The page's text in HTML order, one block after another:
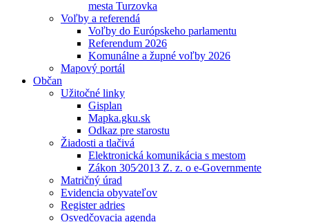
mesta Turzovka
Voľby a referendá
Voľby do Európskeho parlamentu
Referendum 2026
Komunálne a župné voľby 2026
Mapový portál
Občan
Užitočné linky
Gisplan
Mapka.gku.sk
Odkaz pre starostu
Žiadosti a tlačivá
Elektronická komunikácia s mestom
Zákon 305⁄2013 Z. z. o e-Governmente
Matričný úrad
Evidencia obyvateľov
Register adries
Osvedčovacia agenda